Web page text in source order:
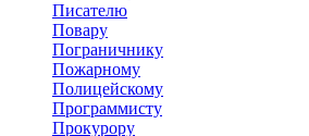
Писателю
Повару
Пограничнику
Пожарному
Полицейскому
Программисту
Прокурору